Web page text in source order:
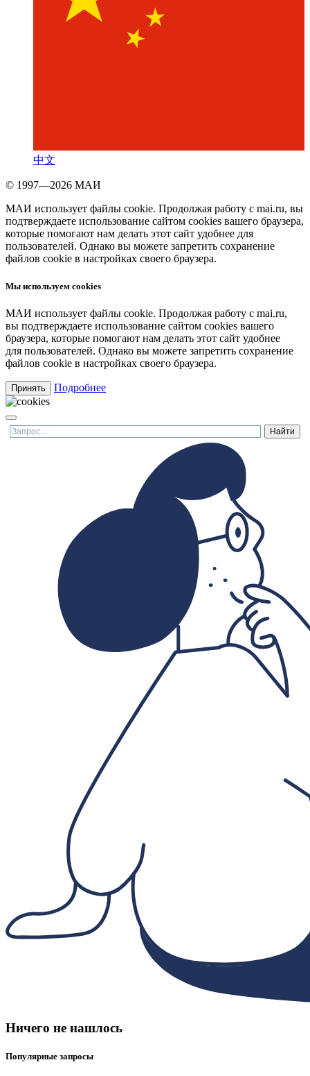
中文
© 1997—2026 МАИ
МАИ использует файлы cookie. Продолжая работу с mai.ru, вы
подтверждаете использование сайтом cookies вашего браузера,
которые помогают нам делать этот сайт удобнее для
пользователей. Однако вы можете запретить сохранение
файлов cookie в настройках своего браузера.
Мы используем cookies
МАИ использует файлы cookie. Продолжая работу с mai.ru,
вы подтверждаете использование сайтом cookies вашего
браузера, которые помогают нам делать этот сайт удобнее
для пользователей. Однако вы можете запретить сохранение
файлов cookie в настройках своего браузера.
Принять Подробнее
Ничего не нашлось
Популярные запросы